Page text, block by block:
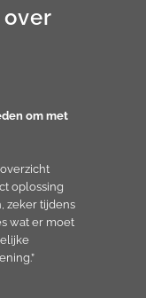
om met
oplossing
zeker tijdens
wat er moet